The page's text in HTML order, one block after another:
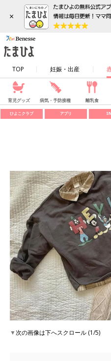
×
TOP 妊娠・出産
育児グッズ 病気・予防接種 離乳食
ひよこクラブ アプリ
▼次の画像は下へスクロール (1/5)